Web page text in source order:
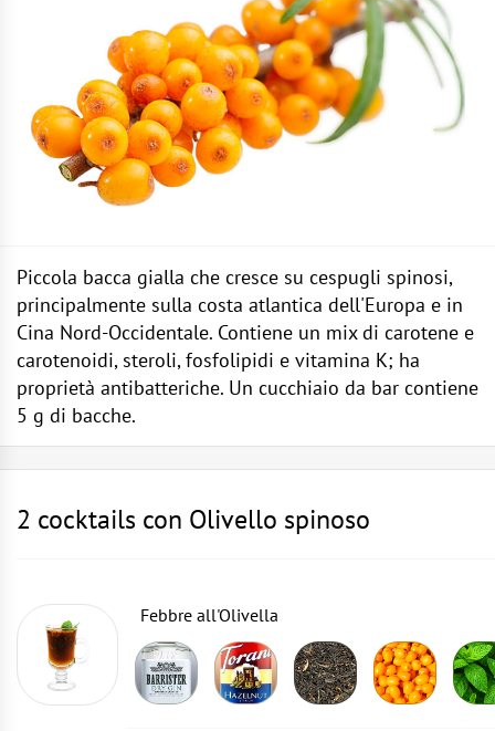
Piccola bacca gialla che cresce su cespugli spinosi,
principalmente sulla costa atlantica dell'Europa e in
Cina Nord-Occidentale. Contiene un mix di carotene e
carotenoidi, steroli, fosfolipidi e vitamina K; ha
proprietà antibatteriche. Un cucchiaio da bar contiene
5 g di bacche.
2 cocktails con Olivello spinoso
Febbre all'Olivella